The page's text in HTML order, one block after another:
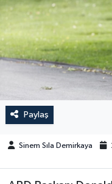
Paylaş
Sinem Sıla Demirkaya